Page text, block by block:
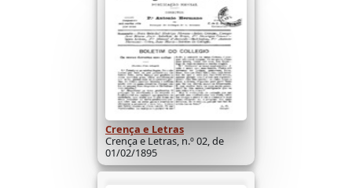
Crença e Letras
Crença e Letras, n.º 02, de
01/02/1895